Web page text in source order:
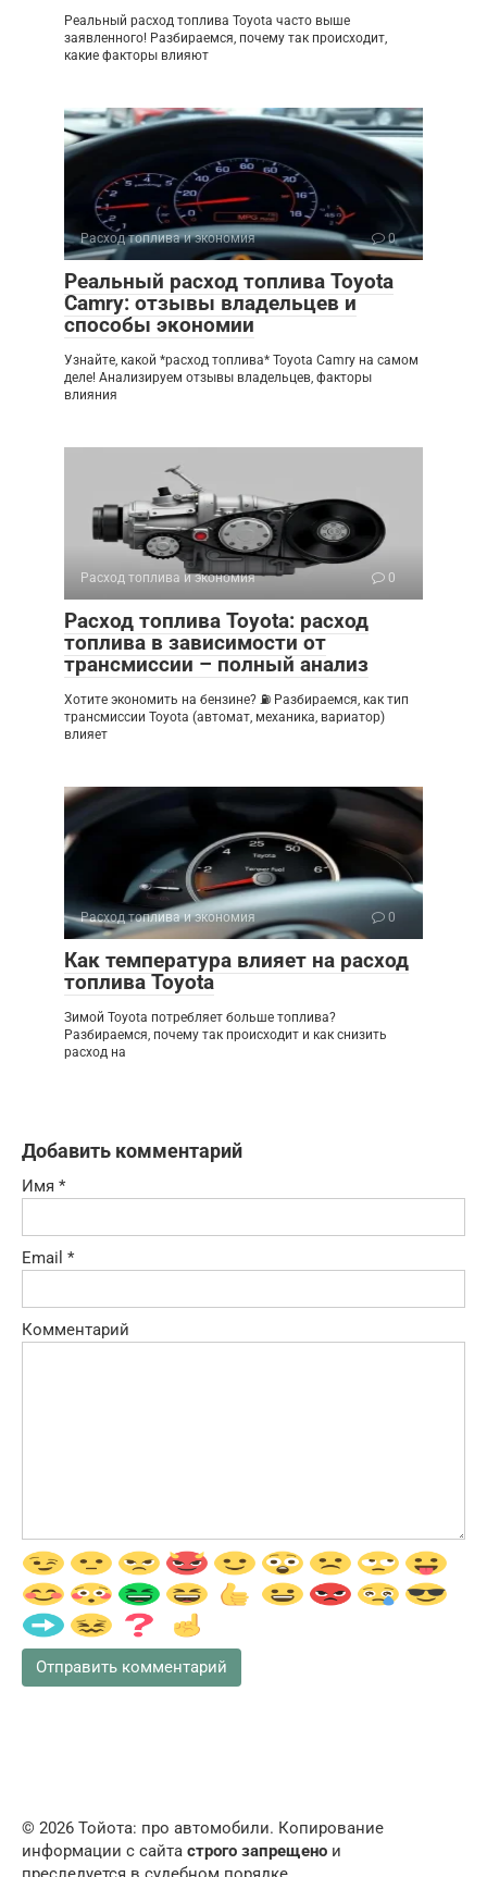
Реальный расход топлива Toyota часто выше
заявленного! Разбираемся, почему так происходит,
какие факторы влияют
Расход топлива и экономия 0
Реальный расход топлива Toyota
Camry: отзывы владельцев и
способы экономии
Узнайте, какой *расход топлива* Toyota Camry на самом
деле! Анализируем отзывы владельцев, факторы
влияния
Расход топлива и экономия 0
Расход топлива Toyota: расход
топлива в зависимости от
трансмиссии – полный анализ
Хотите экономить на бензине? ⛽ Разбираемся, как тип
трансмиссии Toyota (автомат, механика, вариатор)
влияет
Расход топлива и экономия 0
Как температура влияет на расход
топлива Toyota
Зимой Toyota потребляет больше топлива?
Разбираемся, почему так происходит и как снизить
расход на
Добавить комментарий
Имя *
Email *
Комментарий
© 2026 Тойота: про автомобили. Копирование
информации с сайта строго запрещено и